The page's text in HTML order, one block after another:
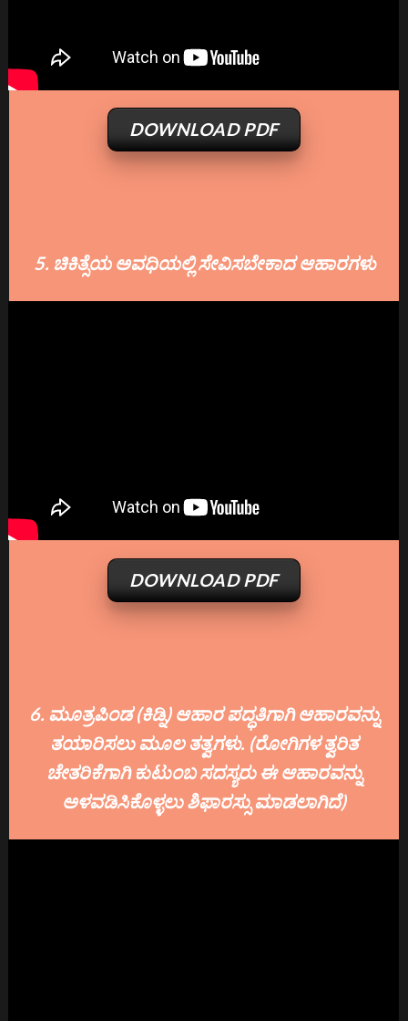
DOWNLOAD PDF
5. ಚಿಕಿತ್ಸೆಯ ಅವಧಿಯಲ್ಲಿ ಸೇವಿಸಬೇಕಾದ ಆಹಾರಗಳು
DOWNLOAD PDF
6. ಮೂತ್ರಪಿಂಡ (ಕಿಡ್ನಿ) ಆಹಾರ ಪದ್ಧತಿಗಾಗಿ ಆಹಾರವನ್ನು
ತಯಾರಿಸಲು ಮೂಲ ತತ್ವಗಳು. (ರೋಗಿಗಳ ತ್ವರಿತ
ಚೇತರಿಕೆಗಾಗಿ ಕುಟುಂಬ ಸದಸ್ಯರು ಈ ಆಹಾರವನ್ನು
ಅಳವಡಿಸಿಕೊಳ್ಳಲು ಶಿಫಾರಸ್ಸು ಮಾಡಲಾಗಿದೆ)